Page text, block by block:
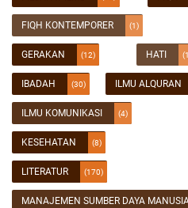
FIQH KONTEMPORER (1)
GERAKAN (12) HATI
IBADAH (30) ILMU ALQURAN
ILMU KOMUNIKASI (4)
KESEHATAN (8)
LITERATUR (170)
MANAJEMEN SUMBER DAYA